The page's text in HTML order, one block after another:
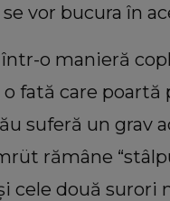
vor bucura în
într-o manieră
o fată care
suferă un grav
rămâne
cele două surori
VEDETE
se ocupă
Soțul
a dezvăluit de
mult timp în
să ne împărțim